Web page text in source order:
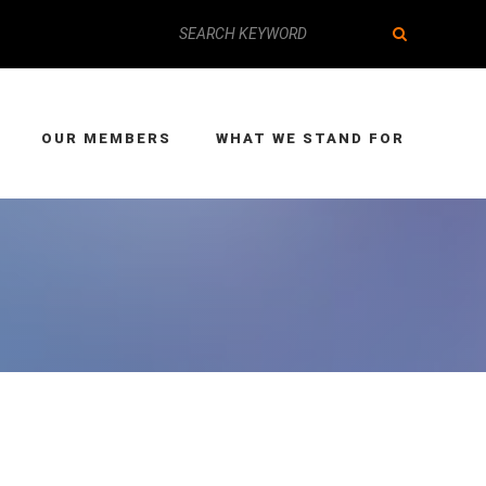
OUR MEMBERS WHAT WE STAND FOR